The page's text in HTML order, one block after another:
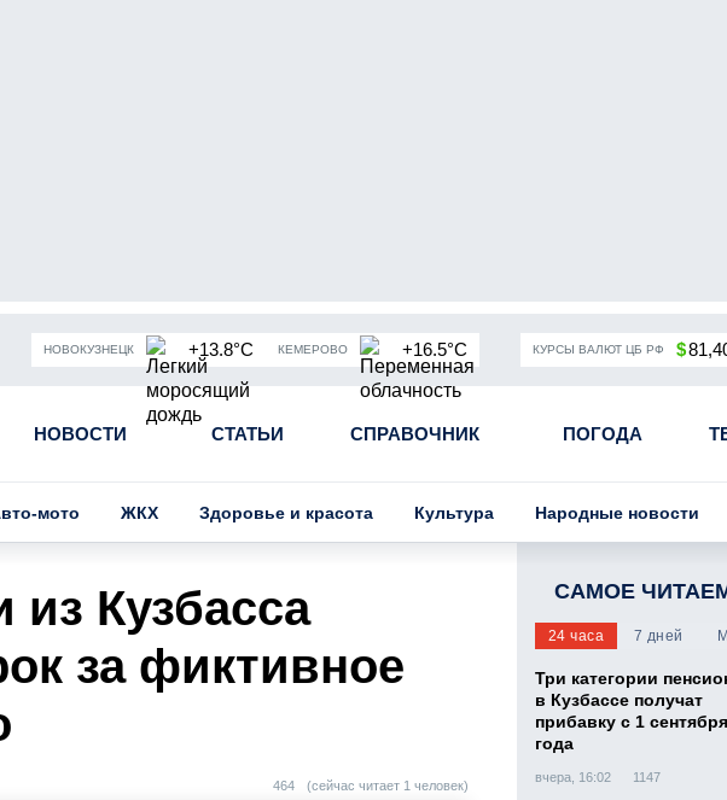
НОВОКУЗНЕЦК +13.8°C КЕМЕРОВО +16.5°C КУРСЫ ВАЛЮТ ЦБ РФ $
НОВОСТИ СТАТЬИ СПРАВОЧНИК ПОГОДА
инфекции Частичная мобилизация в России Угольная промышленность
мото ЖКХ Здоровье и красота Культура Народные новости
из Кузбасса
за фиктивное
464 (сейчас читает 1 человек)
САМОЕ
24 часа 7 дней
Три категории
в Кузбассе получат
прибавку с 1
года
вчера, 16:02 1147